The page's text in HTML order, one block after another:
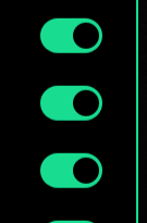
续，请点